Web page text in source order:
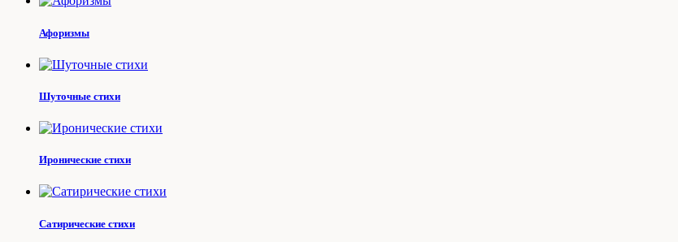
Афоризмы
Шуточные стихи
Иронические стихи
Сатирические стихи